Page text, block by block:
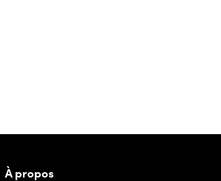
À propos